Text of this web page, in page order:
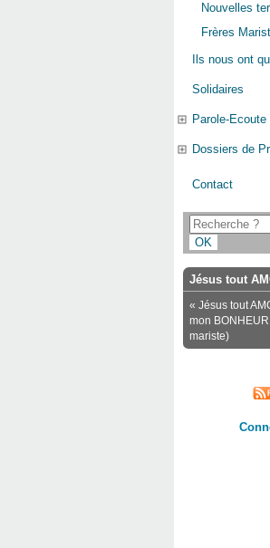
Nouvelles
Frères
Ils nous ont
Solidaires
Parole-
Dossiers de
Contact
Jésus tout
« Jésus tout
mon
mariste)